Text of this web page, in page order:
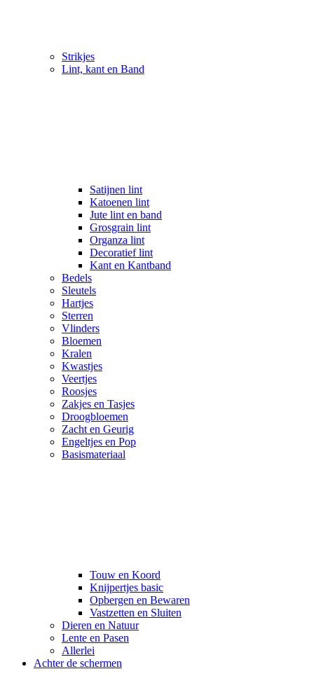
Strikjes
Lint, kant en Band
Satijnen lint
Katoenen lint
Jute lint en band
Grosgrain lint
Organza lint
Decoratief lint
Kant en Kantband
Bedels
Sleutels
Hartjes
Sterren
Vlinders
Bloemen
Kralen
Kwastjes
Veertjes
Roosjes
Zakjes en Tasjes
Droogbloemen
Zacht en Geurig
Engeltjes en Pop
Basismateriaal
Touw en Koord
Knijpertjes basic
Opbergen en Bewaren
Vastzetten en Sluiten
Dieren en Natuur
Lente en Pasen
Allerlei
Achter de schermen